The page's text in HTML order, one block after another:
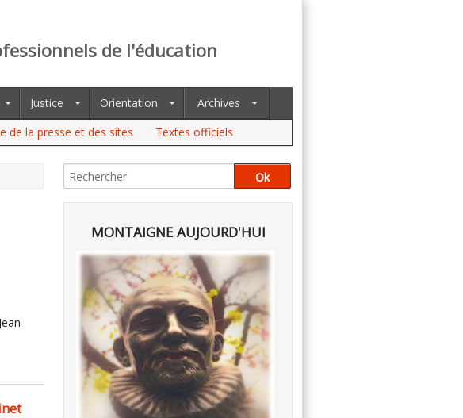
de l'éducation
Justice Orientation
Archives
de la presse et des sites Textes officiels
MONTAIGNE AUJOURD'HUI